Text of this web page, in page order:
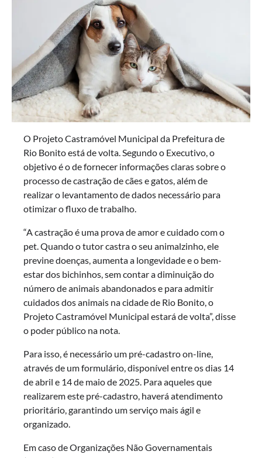
O Projeto Castramóvel Municipal da Prefeitura de
Rio Bonito está de volta. Segundo o Executivo, o
objetivo é o de fornecer informações claras sobre o
processo de castração de cães e gatos, além de
realizar o levantamento de dados necessário para
otimizar o fluxo de trabalho.
“A castração é uma prova de amor e cuidado com o
pet. Quando o tutor castra o seu animalzinho, ele
previne doenças, aumenta a longevidade e o bem-
estar dos bichinhos, sem contar a diminuição do
número de animais abandonados e para admitir
cuidados dos animais na cidade de Rio Bonito, o
Projeto Castramóvel Municipal estará de volta”, disse
o poder público na nota.
Para isso, é necessário um pré-cadastro on-line,
através de um formulário, disponível entre os dias 14
de abril e 14 de maio de 2025. Para aqueles que
realizarem este pré-cadastro, haverá atendimento
prioritário, garantindo um serviço mais ágil e
organizado.
Em caso de Organizações Não Governamentais